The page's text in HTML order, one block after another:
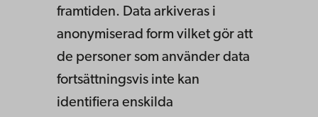
framtiden. Data arkiveras i
anonymiserad form vilket gör att
de personer som använder data
fortsättningsvis inte kan
identifiera enskilda